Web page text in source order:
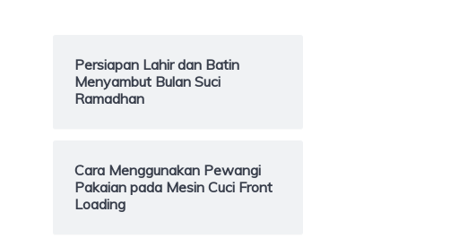
Persiapan Lahir dan Batin
Menyambut Bulan Suci
Ramadhan
Cara Menggunakan Pewangi
Pakaian pada Mesin Cuci Front
Loading